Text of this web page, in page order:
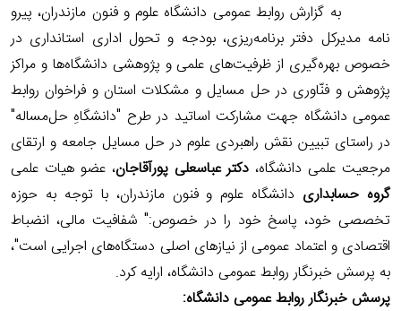
به گزارش روابط عمومی دانشگاه علوم و فنون مازندران، پیرو
نامه مدیرکل دفتر برنامه‌ریزی، بودجه و تحول اداری استانداری در
خصوص بهره‌گیری از ظرفیت‌های علمی و پژوهشی دانشگاه‌ها و مراکز
پژوهش و فنّاوری در حل مسایل و مشکلات استان و فراخوان روابط
عمومی دانشگاه جهت مشارکت اساتید در طرح "دانشگاهِ حل‌مساله"
در راستای تبیین نقش راهبردی علوم در حل مسایل جامعه و ارتقای
مرجعیت علمی دانشگاه، دکتر عباسعلی پورآقاجان، عضو هیات علمی
گروه حسابداری دانشگاه علوم و فنون مازندران، با توجه به حوزه
تخصصی خود، پاسخ خود را در خصوص:" شفافیت مالی، انضباط
اقتصادی و اعتماد عمومی از نیازهای اصلی دستگاه‌های اجرایی است"،
به پرسش خبرنگار روابط عمومی دانشگاه، ارایه کرد.
پرسش خبرنگار روابط عمومی دانشگاه: